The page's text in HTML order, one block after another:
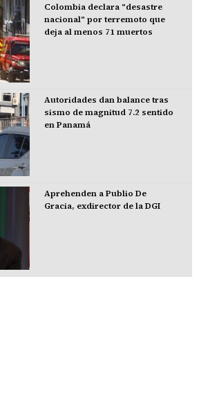
Colombia declara "desastre
nacional" por terremoto que
deja al menos 71 muertos
Autoridades dan balance tras
sismo de magnitud 7.2 sentido
en Panamá
Aprehenden a Publio De
Gracia, exdirector de la DGI